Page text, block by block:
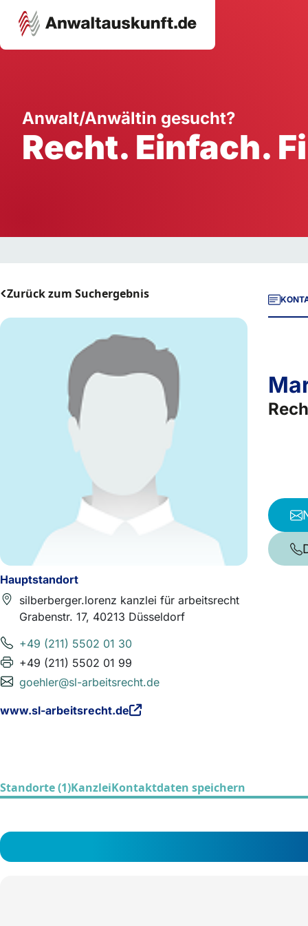
Ausbildung
Handwerk
Dienstleistung
Anwalt/Anwältin gesucht?
Recht. Einfach.
Zurück zum Suchergebnis
Hauptstandort
silberberger.lorenz kanzlei für arbeitsrecht
Grabenstr. 17, 40213 Düsseldorf
+49 (211) 5502 01 30
+49 (211) 5502 01 99
goehler@sl-arbeitsrecht.de
www.sl-arbeitsrecht.de
Standorte (1)KanzleiKontaktdaten speichern